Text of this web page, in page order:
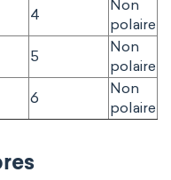
4
Non
polaire
5
Non
polaire
6
Non
polaire